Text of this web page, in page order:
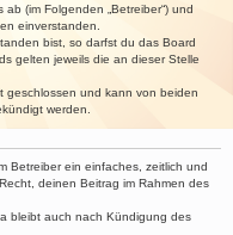
(im Folgenden „Betreiber“) und
einverstanden.
bist, so darfst du das Board
gelten jeweils die an dieser Stelle
geschlossen und kann von beiden
werden.
Betreiber ein einfaches, zeitlich und
deinen Beitrag im Rahmen des
bleibt auch nach Kündigung des